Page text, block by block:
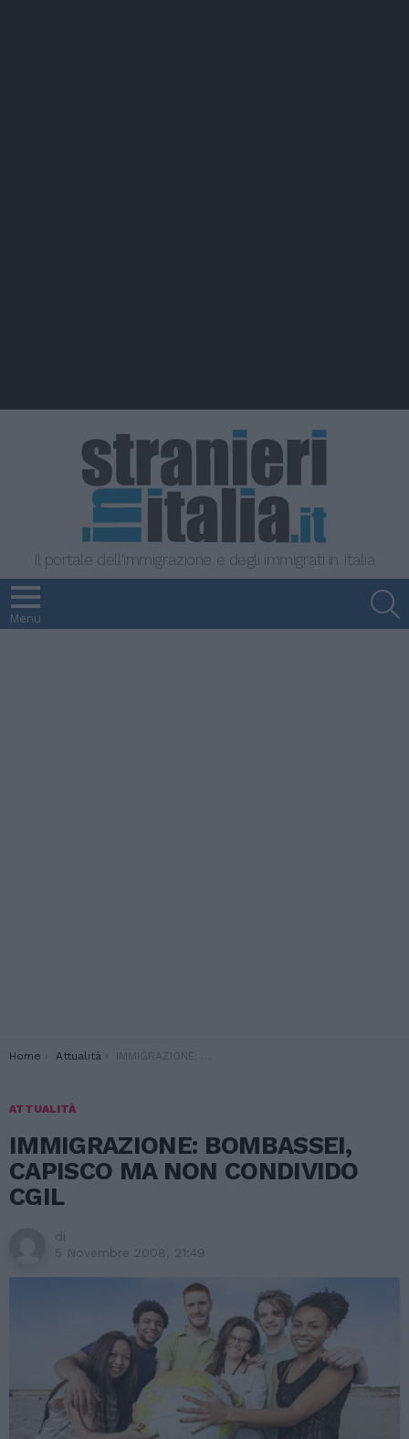
Il portale dell'immigrazione e degli immigrati in Italia
Menu
You are here:
Home Attualità IMMIGRAZIONE: BOMBASSEI, CAPISCO MA NON CONDIVIDO CGIL
ATTUALITÀ
IMMIGRAZIONE: BOMBASSEI,
CAPISCO MA NON CONDIVIDO
CGIL
di
5 Novembre 2008, 21:49